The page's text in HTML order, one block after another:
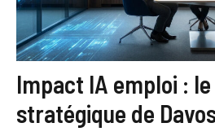
Impact IA emploi :
stratégique de